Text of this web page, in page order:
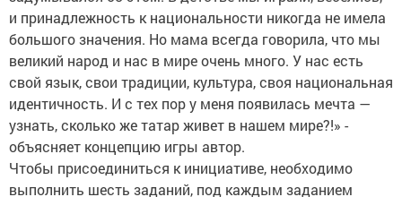
и принадлежность к национальности никогда не имела
большого значения. Но мама всегда говорила, что мы
великий народ и нас в мире очень много. У нас есть
свой язык, свои традиции, культура, своя национальная
идентичность. И с тех пор у меня появилась мечта —
узнать, сколько же татар живет в нашем мире?!» -
объясняет концепцию игры автор.
Чтобы присоединиться к инициативе, необходимо
выполнить шесть заданий, под каждым заданием